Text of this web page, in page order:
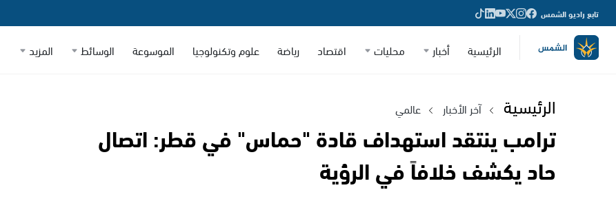
تابع راديو الشمس
الرئيسية أخبار محليات اقتصاد رياضة علوم وتكنولوجيا الموسوعة الوسائط المزيد
الرئيسية آخر الأخبار عالمي
ترامب ينتقد استهداف قادة "حماس" في قطر: اتصال
حاد يكشف خلافاً في الرؤية